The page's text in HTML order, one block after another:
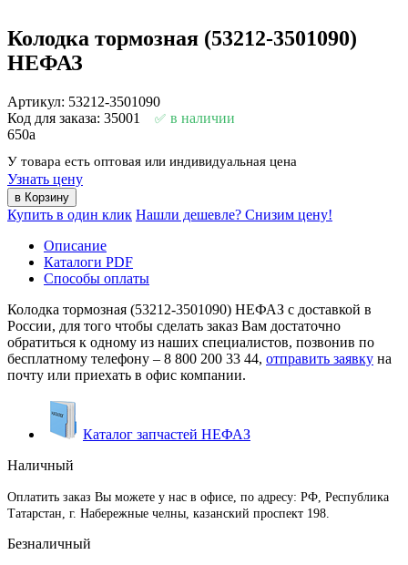
Колодка тормозная (53212-3501090)
НЕФАЗ
Артикул: 53212-3501090
Код для заказа: 35001
в наличии
650a
У товара есть оптовая или индивидуальная цена
Узнать цену
Купить в один клик Нашли дешевле? Снизим цену!
Описание
Каталоги PDF
Способы оплаты
Колодка тормозная (53212-3501090) НЕФАЗ с доставкой в
России, для того чтобы сделать заказ Вам достаточно
обратиться к одному из наших специалистов, позвонив по
бесплатному телефону – 8 800 200 33 44, отправить заявку на
почту или приехать в офис компании.
Каталог запчастей НЕФАЗ
Наличный
Оплатить заказ Вы можете у нас в офисе, по адресу: РФ, Республика
Татарстан, г. Набережные челны, казанский проспект 198.
Безналичный